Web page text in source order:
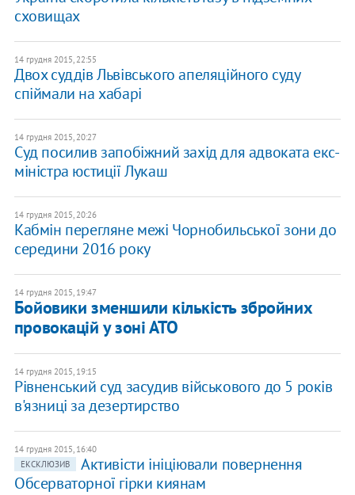
сховищах
14 грудня 2015, 22:55
Двох суддів Львівського апеляційного суду
спіймали на хабарі
14 грудня 2015, 20:27
Суд посилив запобіжний захід для адвоката екс-
міністра юстиції Лукаш
14 грудня 2015, 20:26
Кабмін перегляне межі Чорнобильської зони до
середини 2016 року
14 грудня 2015, 19:47
Бойовики зменшили кількість збройних
провокацій у зоні АТО
14 грудня 2015, 19:15
Рівненський суд засудив військового до 5 років
в'язниці за дезертирство
14 грудня 2015, 16:40
ЕКСКЛЮЗИВ
Активісти ініціювали повернення
Обсерваторної гірки киянам